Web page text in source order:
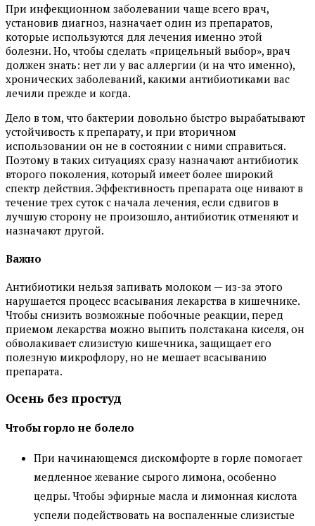
При инфекционном заболевании чаще всего врач,
установив диагноз, назначает один из препаратов,
которые используются для лечения именно этой
болезни. Но, чтобы сделать «прицельный выбор», врач
должен знать: нет ли у вас аллергии (и на что именно),
хронических заболеваний, какими антибиотиками вас
лечили прежде и когда.
Дело в том, что бактерии довольно быстро вырабатывают
устойчивость к препарату, и при вторичном
использовании он не в состоянии с ними справиться.
Поэтому в таких ситуациях сразу назначают антибиотик
второго поколения, который имеет более широкий
спектр действия. Эффективность препарата оце нивают в
течение трех суток с начала лечения, если сдвигов в
лучшую сторону не произошло, антибиотик отменяют и
назначают другой.
Важно
Антибиотики нельзя запивать молоком — из-за этого
нарушается процесс всасывания лекарства в кишечнике.
Чтобы снизить возможные побочные реакции, перед
приемом лекарства можно выпить полстакана киселя, он
обволакивает слизистую кишечника, защищает его
полезную микрофлору, но не мешает всасыванию
препарата.
Осень без простуд
Чтобы горло не болело
При начинающемся дискомфорте в горле помогает
медленное жевание сырого лимона, особенно
цедры. Чтобы эфирные масла и лимонная кислота
успели подействовать на воспаленные слизистые